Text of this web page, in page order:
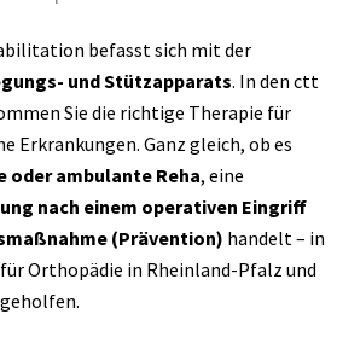
befasst sich mit der
und Stützapparats. In den ctt
Sie die richtige Therapie für
Erkrankungen. Ganz gleich, ob es
oder ambulante Reha, eine
nach einem operativen Eingriff
(Prävention) handelt – in
Orthopädie in Rheinland-Pfalz und